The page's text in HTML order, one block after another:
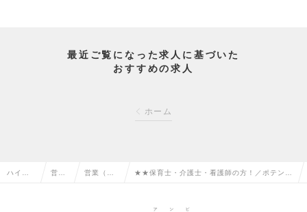
最近ご覧になった求人に基づいた
おすすめの求人
ホーム
ハイク 営業 営業（個 ★★保育士・介護士・看護師の方！／ポテンシ